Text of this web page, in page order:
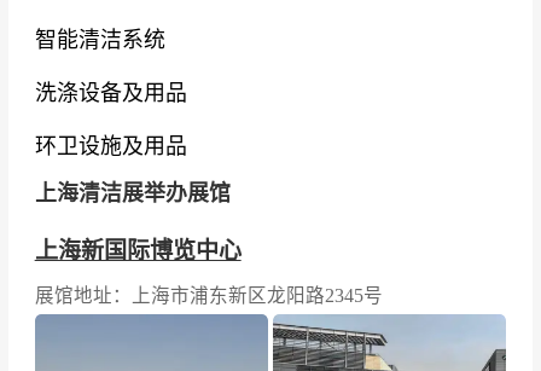
玺、安润兔
智能清洁：高仙、辉煌智行、蜗小白、深兰、普
渡、有鹿、霞智、新松、智元、擎朗、云象、智
瓦、特耐适、乐柏美、雨森、树派、洁宜佳、安
度斯、阿诺玛、百宜安、联科硕、创点、瑞沃
中远重科、哈高、英士德、辰
智能清洁系统
洗涤设备及用品
环卫设施及用品
上海清洁展举办展馆
上海新国际博览中心
展馆地址：上海市浦东新区龙阳路2345号